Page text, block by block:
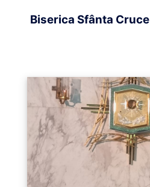
Biserica Sfânta Cruce